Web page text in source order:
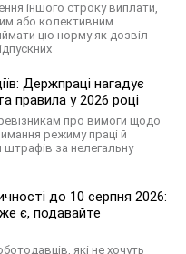
іншого строку виплати,
або колективним
цю норму як дозвіл
Держпраці нагадує
правила у 2026 році
про вимоги щодо
режиму праці й
штрафів за нелегальну
до 10 серпня 2026:
є, подавайте
які не хочуть